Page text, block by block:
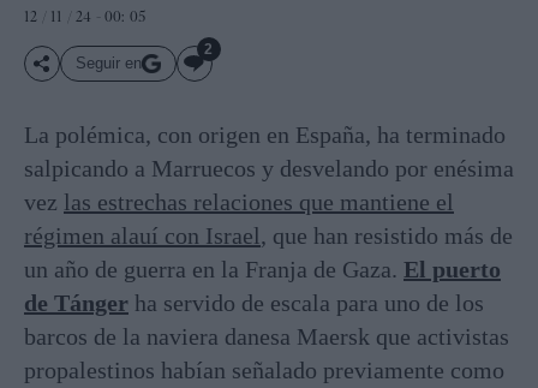
12 / 11 / 24 - 00: 05
Seguir en
2
La polémica, con origen en España, ha terminado
salpicando a Marruecos y desvelando por enésima
vez las estrechas relaciones que mantiene el
régimen alauí con Israel, que han resistido más de
un año de guerra en la Franja de Gaza. El puerto
de Tánger ha servido de escala para uno de los
barcos de la naviera danesa Maersk que activistas
propalestinos habían señalado previamente como